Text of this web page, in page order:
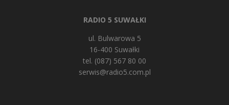
RADIO 5 SUWAŁKI
ul. Bulwarowa 5
16-400 Suwałki
tel. (087) 567 80 00
serwis@radio5.com.pl